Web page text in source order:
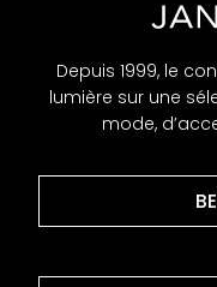
Depuis 1999, le
lumière sur une
mode,